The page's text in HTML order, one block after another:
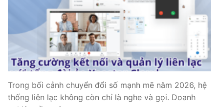
Trong bối cảnh chuyển đổi số mạnh mẽ năm 2026, hệ
thống liên lạc không còn chỉ là nghe và gọi. Doanh